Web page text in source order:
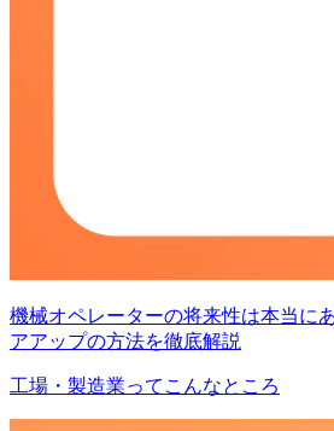
機械オペレーターの将来性は本当に
アアップの方法を徹底解説
工場・製造業ってこんなところ